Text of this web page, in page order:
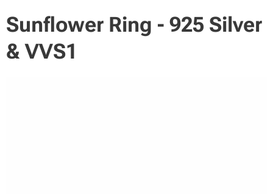
Sunflower Ring - 925 Silver
& VVS1